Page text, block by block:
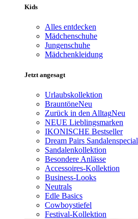
Kids
Alles entdecken
Mädchenschuhe
Jungenschuhe
Mädchenkleidung
Jetzt angesagt
Urlaubskollektion
BrauntöneNeu
Zurück in den AlltagNeu
NEUE Lieblingsmarken
IKONISCHE Bestseller
Dream Pairs Sandalenspecial
Sandalenkollektion
Besondere Anlässe
Accessoires-Kollektion
Business-Looks
Neutrals
Edle Basics
Cowboystiefel
Festival-Kollektion